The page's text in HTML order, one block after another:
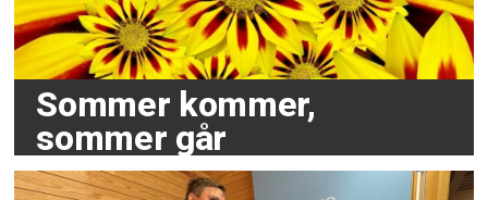
Sommer kommer,
sommer går